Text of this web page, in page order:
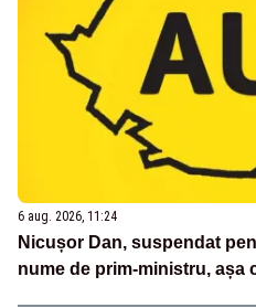
6 aug. 2026, 11:24
Nicușor Dan, suspendat
nume de prim-ministru, așa